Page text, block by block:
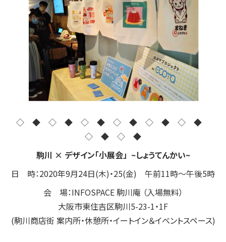
◇ ◆ ◇ ◆ ◇ ◆ ◇ ◆ ◇ ◆ ◇ ◆
◇ ◆ ◇ ◆
駒川 × デザイン「小展会」 ~しょうてんかい~
日 時：2020年9月24日(木)・25(金) 午前11時〜午後5時
会 場：INFOSPACE 駒川庵 （入場無料）
大阪市東住吉区駒川5-23-1・1F
(駒川商店街 案内所・休憩所・イートイン＆イベントスペース)